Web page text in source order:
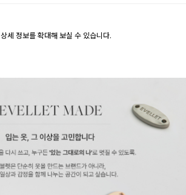
상세 정보를 확대해 보실 수 있습니다.